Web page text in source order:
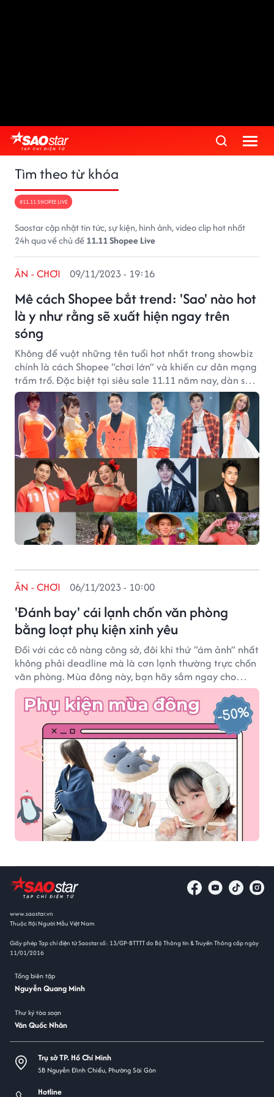
Tìm theo từ khóa
#11.11 SHOPEE LIVE
Saostar cập nhật tin tức, sự kiện, hình ảnh, video clip hot nhất
24h qua về chủ đề11.11 Shopee Live
Mê cách Shopee bắt trend: 'Sao' nào hot
là y như rằng sẽ xuất hiện ngay trên
sóng
ĂN - CHƠI 09/11/2023 - 19:16
Không để vuột những tên tuổi hot nhất trong showbiz
chính là cách Shopee “chơi lớn” và khiến cư dân mạng
trầm trồ. Đặc biệt tại siêu sale 11.11 năm nay, dàn sao
khủng đổ bộ trên sóng livestream của sàn sẽ càng làm
dân tình phải choáng ngợp.
'Đánh bay' cái lạnh chốn văn phòng
bằng loạt phụ kiện xinh yêu
ĂN - CHƠI 06/11/2023 - 10:00
Đối với các cô nàng công sở, đôi khi thứ “ám ảnh” nhất
không phải deadline mà là cơn lạnh thường trực chốn
văn phòng. Mùa đông này, bạn hãy sắm ngay cho
mình các món phụ kiện giữ ấm “hết nước chấm” đang
được sale đến 50% tại sự kiện 11.11 Shopee Live!
www.saostar.vn
Thuộc Hội Người Mẫu Việt Nam
Giấy phép Tạp chí điện tử Saostar số: 13/GP-BTTTT do Bộ Thông tin & Truyền Thông cấp ngày
11/01/2016
Tổng biên tập
Nguyễn Quang Minh
Thư ký tòa soạn
Văn Quốc Nhân
Trụ sở TP. Hồ Chí Minh
5B Nguyễn Đình Chiểu, Phường Sài Gòn
Hotline